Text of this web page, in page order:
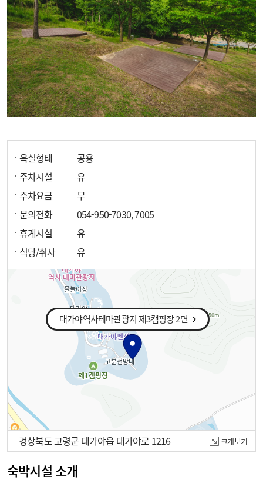
욕실형태
공용
주차시설
유
주차요금
무
문의전화
054-950-7030, 7005
휴게시설
유
식당/취사
유
대가야역사테마관광지 제3캠핑장 2면
100m
경상북도 고령군 대가야읍 대가야로 1216 크게보기
숙박시설 소개